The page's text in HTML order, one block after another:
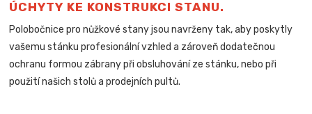
ÚCHYTY KE KONSTRUKCI STANU.
Polobočnice pro nůžkové stany jsou navrženy tak, aby poskytly
vašemu stánku profesionální vzhled a zároveň dodatečnou
ochranu formou zábrany při obsluhování ze stánku, nebo při
použití našich stolů aprodejních pultů.